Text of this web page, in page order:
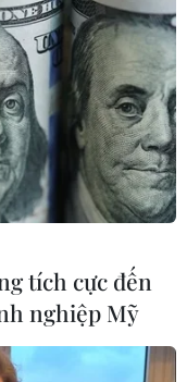
tích cực đến
nghiệp Mỹ